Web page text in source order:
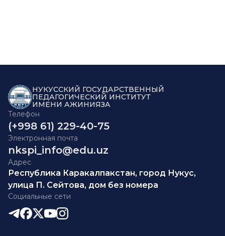
НУКУССКИЙ ГОСУДАРСТВЕННЫЙ
ПЕДАГОГИЧЕСКИЙ ИНСТИТУТ
ИМЕНИ АЖИНИЯЗА
Телефон
(+998 61) 229-40-75
Электронная почта
nkspi_info@edu.uz
Адрес
Республика Каракалпакстан, город Нукус,
улица П. Сейтова, дом без номера
Социальные сети